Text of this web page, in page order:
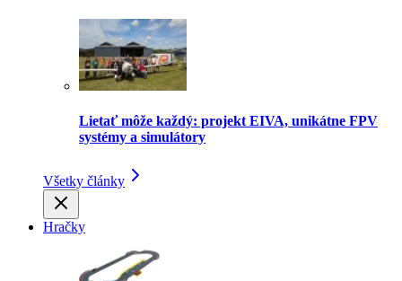
Lietať môže každý: projekt EIVA, unikátne FPV
systémy a simulátory
Všetky články
Hračky